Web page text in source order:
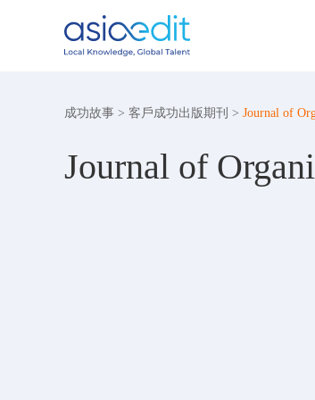
成功故事 > 客戶成功出版期刊 > Journal of
Journal of